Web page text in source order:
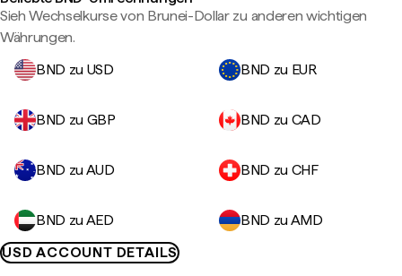
Sieh Wechselkurse von Brunei-Dollar zu anderen wichtigen
Währungen.
BND zu USD
BND zu EUR
BND zu GBP BND zu CAD
BND zu AUD BND zu CHF
BND zu AED
BND zu AMD
USD ACCOUNT DETAILS